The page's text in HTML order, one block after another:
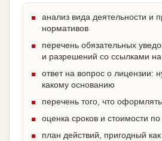
анализ вида деятельности и
нормативов
перечень обязательных
и разрешений со ссылками
ответ на вопрос о лицензии:
какому основанию
перечень того, что
оценка сроков и стоимости
план действий, пригодный